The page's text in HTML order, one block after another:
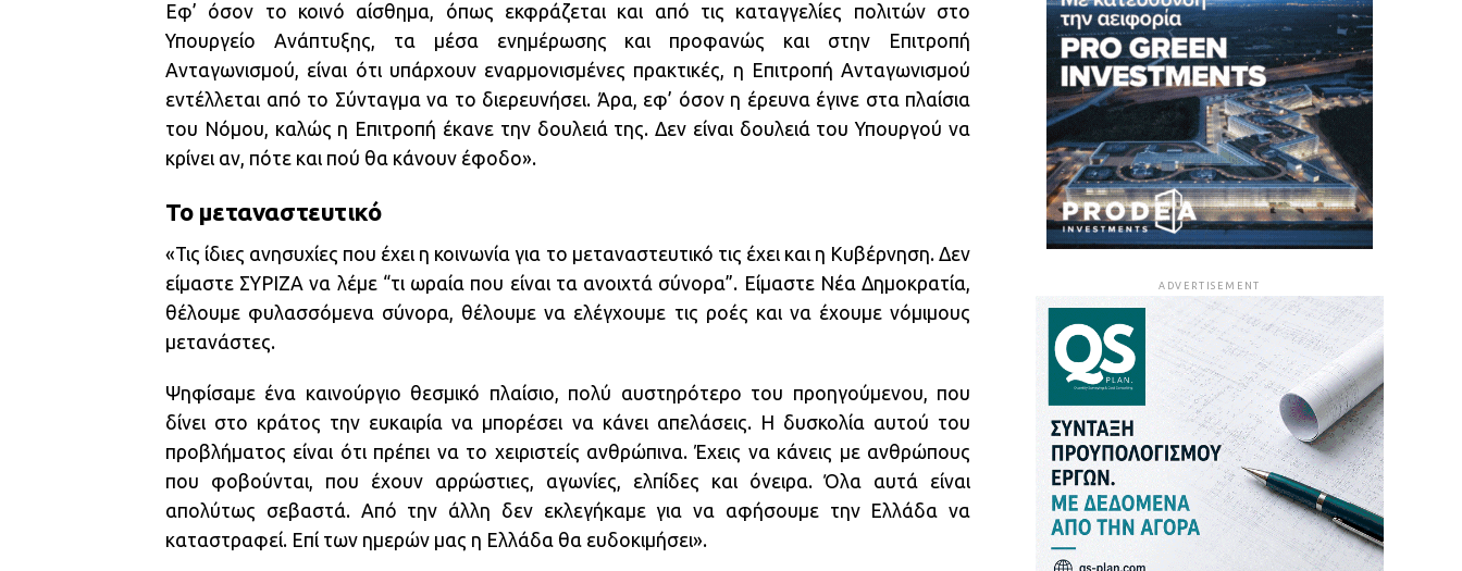
Εφ’ όσον το κοινό αίσθημα, όπως εκφράζεται και από τις καταγγελίες πολιτών στο
Υπουργείο Ανάπτυξης, τα μέσα ενημέρωσης και προφανώς και στην Επιτροπή
Ανταγωνισμού, είναι ότι υπάρχουν εναρμονισμένες πρακτικές, η Επιτροπή Ανταγωνισμού
εντέλλεται από το Σύνταγμα να το διερευνήσει. Άρα, εφ’ όσον η έρευνα έγινε στα πλαίσια
του Νόμου, καλώς η Επιτροπή έκανε την δουλειά της. Δεν είναι δουλειά του Υπουργού να
κρίνει αν, πότε και πού θα κάνουν έφοδο».
Το μεταναστευτικό
«Τις ίδιες ανησυχίες που έχει η κοινωνία για το μεταναστευτικό τις έχει και η Κυβέρνηση. Δεν
είμαστε ΣΥΡΙΖΑ να λέμε “τι ωραία που είναι τα ανοιχτά σύνορα”. Είμαστε Νέα Δημοκρατία,
θέλουμε φυλασσόμενα σύνορα, θέλουμε να ελέγχουμε τις ροές και να έχουμε νόμιμους
μετανάστες.
Ψηφίσαμε ένα καινούργιο θεσμικό πλαίσιο, πολύ αυστηρότερο του προηγούμενου, που
δίνει στο κράτος την ευκαιρία να μπορέσει να κάνει απελάσεις. Η δυσκολία αυτού του
προβλήματος είναι ότι πρέπει να το χειριστείς ανθρώπινα. Έχεις να κάνεις με ανθρώπους
που φοβούνται, που έχουν αρρώστιες, αγωνίες, ελπίδες και όνειρα. Όλα αυτά είναι
απολύτως σεβαστά. Από την άλλη δεν εκλεγήκαμε για να αφήσουμε την Ελλάδα να
καταστραφεί. Επί των ημερών μας η Ελλάδα θα ευδοκιμήσει».
ADVERTISEMENT